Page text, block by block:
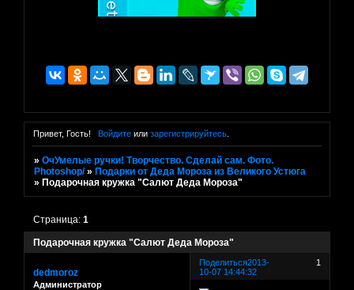
Привет, Гость! Войдитеили зарегистрируйтесь.
»ОчУмелые ручки! Творчество. Сделай сам. Фото.
Photoshop/ » Подарки от Деда Мороза из Великого Устюга
» Подарочная кружка "Салют Деда Мороза"
Подарочная кружка "Салют Деда Мороза"
Страница:1
Поделиться 1
2013-
10-07 14:44:32
dedmoroz
Администратор